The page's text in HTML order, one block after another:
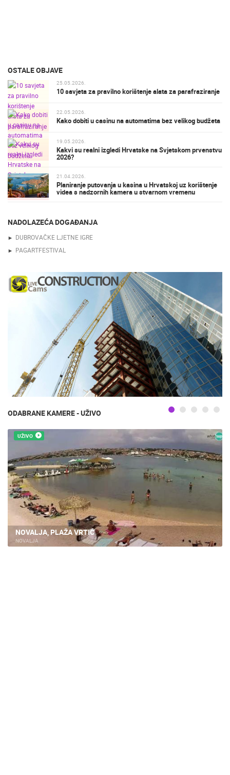
OSTALE OBJAVE
25.05.2026.
10 savjeta za pravilno korištenje alata za parafraziranje
22.05.2026.
Kako dobiti u casinu na automatima bez velikog budžeta
19.05.2026.
Kakvi su realni izgledi Hrvatske na Svjetskom prvenstvu
2026?
21.04.2026.
Planiranje putovanja u kasina u Hrvatskoj uz korištenje
videa s nadzornih kamera u stvarnom vremenu
NADOLAZEĆA DOGAĐANJA
DUBROVAČKE LJETNE IGRE
PAGARTFESTIVAL
ODABRANE KAMERE - UŽIVO
UŽIVO
NOVALJA, PLAŽA VRTIĆ
NOVALJA